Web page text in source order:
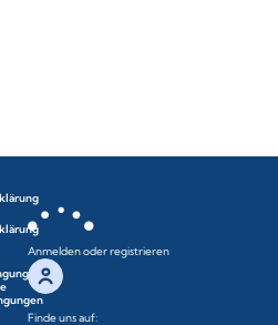
Anmelden oder registrieren
Finde uns auf: